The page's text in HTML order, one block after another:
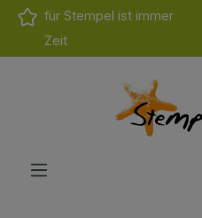
Zum Hauptinhalt springen
für Stempel ist immer
Zeit